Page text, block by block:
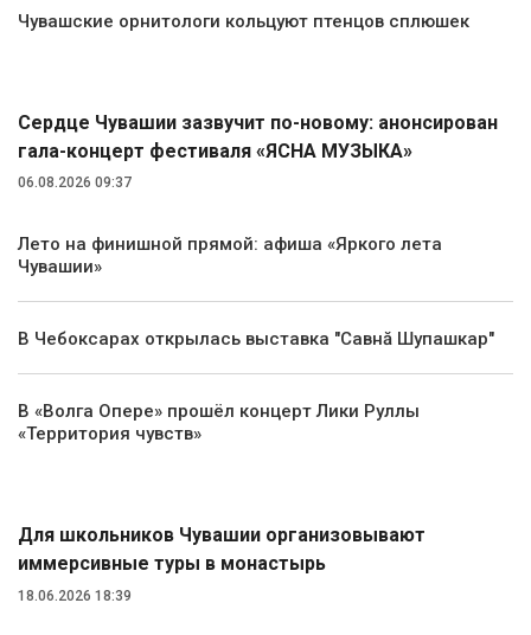
Чувашские орнитологи кольцуют птенцов сплюшек
Сердце Чувашии зазвучит по-новому: анонсирован
гала-концерт фестиваля «ЯСНА МУЗЫКА»
06.08.2026 09:37
Лето на финишной прямой: афиша «Яркого лета
Чувашии»
В Чебоксарах открылась выставка "Савнă Шупашкар"
В «Волга Опере» прошёл концерт Лики Руллы
«Территория чувств»
Для школьников Чувашии организовывают
иммерсивные туры в монастырь
18.06.2026 18:39